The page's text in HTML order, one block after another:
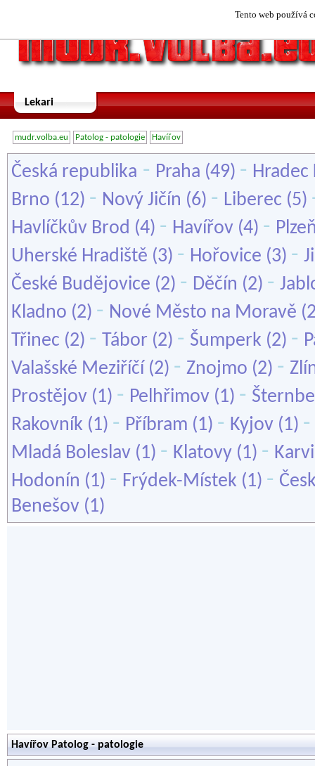
Tento web používá
Lekari
mudr.volba.eu Patolog - patologie Havířov
Česká republika - Praha (49) - Hradec
Brno (12) - Nový Jičín (6) - Liberec (5)
Havlíčkův Brod (4) - Havířov (4) -
Uherské Hradiště (3) - Hořovice (3) -
České Budějovice (2) - Děčín (2) -
Kladno (2) - Nové Město na Moravě
Třinec (2) - Tábor (2) - Šumperk (2) -
Valašské Meziříčí (2) - Znojmo (2) -
Prostějov (1) - Pelhřimov (1) -
Rakovník (1) - Příbram (1) - Kyjov (1) -
Mladá Boleslav (1) - Klatovy (1) -
Hodonín (1) - Frýdek-Místek (1) -
Benešov (1)
Havířov Patolog - patologie